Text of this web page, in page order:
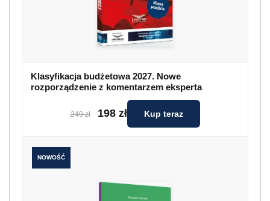
Klasyfikacja budżetowa 2027. Nowe
rozporządzenie z komentarzem eksperta
249 zł 198 zł Kup teraz
NOWOŚĆ